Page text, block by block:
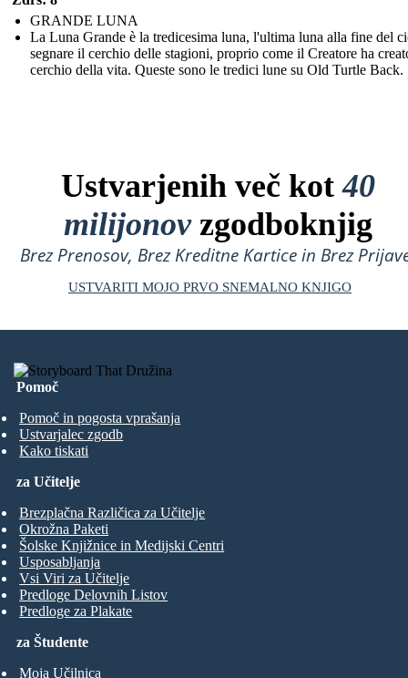
GRANDE LUNA
La Luna Grande è la tredicesima luna, l'ultima luna alla fine del
segnare il cerchio delle stagioni, proprio come il Creatore ha
cerchio della vita. Queste sono le tredici lune su Old Turtle Back.
Ustvarjenih več kot40
milijonovzgodboknjig
Brez Prenosov, Brez Kreditne Kartice in Brez
USTVARITI MOJO PRVO SNEMALNO KNJIGO
Pomoč
Pomoč in pogosta vprašanja
Ustvarjalec zgodb
Kako tiskati
za Študente
Moja Učilnica
za Učitelje
Brezplačna Različica za Učitelje
Okrožna Paketi
Šolske Knjižnice in Medijski Centri
Usposabljanja
Vsi Viri za Učitelje
Predloge Delovnih Listov
Predloge za Plakate